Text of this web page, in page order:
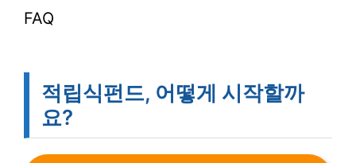
FAQ
적립식펀드, 어떻게 시작할까
요?